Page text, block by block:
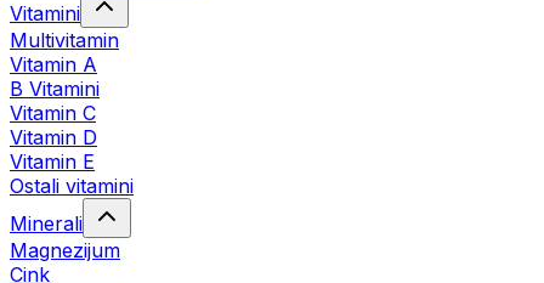
Vitamini
Multivitamin
Vitamin A
B Vitamini
Vitamin C
Vitamin D
Vitamin E
Ostali vitamini
Minerali
Magnezijum
Cink